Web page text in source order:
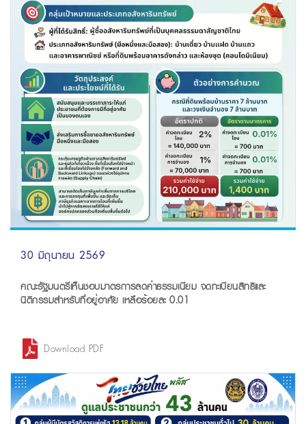
30 มิถุนายน 2569
คณะรัฐมนตรีเห็นชอบมาตรการลดค่าธรรมเนียม จดทะเบียนสิทธิและ
นิติกรรมสำหรับที่อยู่อาศัย เหลือร้อยละ 0.01
Download PDF